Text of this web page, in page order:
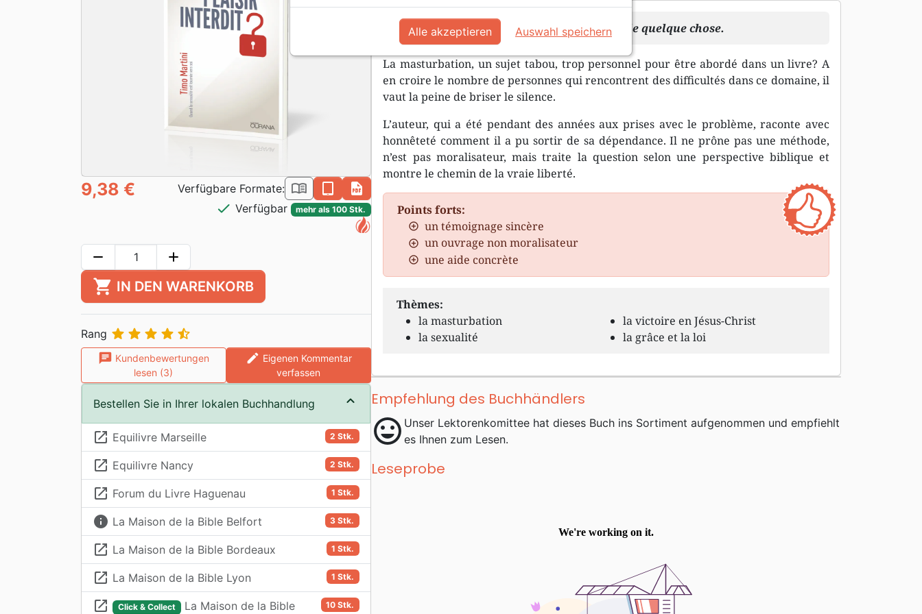
Je pensais parfois que Dieu me privait de quelque chose.
La masturbation, un sujet tabou, trop personnel pour être abordé dans un livre? A
en croire le nombre de personnes qui rencontrent des difficultés dans ce domaine, il
vaut la peine de briser le silence.
L’auteur, qui a été pendant des années aux prises avec le problème, raconte avec
honnêteté comment il a pu sortir de sa dépendance. Il ne prône pas une méthode,
n’est pas moralisateur, mais traite la question selon une perspective biblique et
montre le chemin de la vraie liberté.
Points forts:
un témoignage sincère
un ouvrage non moralisateur
une aide concrète
Thèmes:
la masturbation
la sexualité
la victoire en Jésus-Christ
la grâce et la loi
Empfehlung des Buchhändlers
moodUnser Lektorenkomittee hat dieses Buch ins Sortiment aufgenommen und empfiehlt
es Ihnen zum Lesen.
Leseprobe
9,38 € Verfügbare Formate: book_open epub
pdf
check Verfügbar mehr als 100 Stk.
remove add
shopping_cart IN DEN WARENKORB
Rang     
chat Kundenbewertungen
lesen (3)
edit Eigenen Kommentar
verfassen
Bestellen Sie in Ihrer lokalen Buchhandlung
2 Stk.
launch Equilivre Marseille
2 Stk.
launch Equilivre Nancy
1 Stk.
launch Forum du Livre Haguenau
3 Stk.
info La Maison de la Bible Belfort
1 Stk.
launch La Maison de la Bible Bordeaux
1 Stk.
launch La Maison de la Bible Lyon
10 Stk.
launch Click & Collect La Maison de la Bible
Alle akzeptieren Auswahl speichern